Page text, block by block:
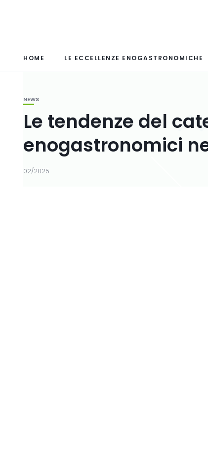
HOME LE ECCELLENZE ENOGASTRONOMICHE
NEWS
Le tendenze del
enogastronomici
02/2025